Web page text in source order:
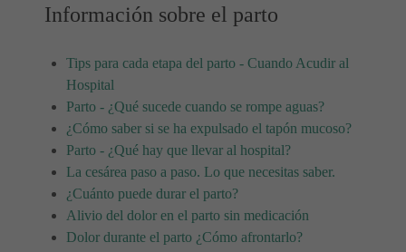
Información sobre el parto
Tips para cada etapa del parto - Cuando Acudir al
Hospital
Parto - ¿Qué sucede cuando se rompe aguas?
¿Cómo saber si se ha expulsado el tapón mucoso?
Parto - ¿Qué hay que llevar al hospital?
La cesárea paso a paso. Lo que necesitas saber.
¿Cuánto puede durar el parto?
Alivio del dolor en el parto sin medicación
Dolor durante el parto ¿Cómo afrontarlo?